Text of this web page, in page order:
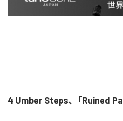
4 Umber Steps、「Ruined